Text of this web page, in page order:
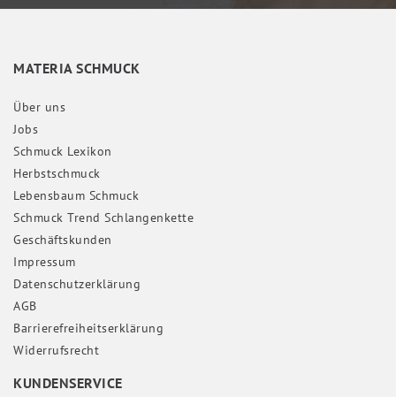
MATERIA SCHMUCK
Über uns
Jobs
Schmuck Lexikon
Herbstschmuck
Lebensbaum Schmuck
Schmuck Trend Schlangenkette
Geschäftskunden
Impressum
Daten­schutz­erklärung
AGB
Barrierefreiheitserklärung
Widerrufs­recht
KUNDENSERVICE